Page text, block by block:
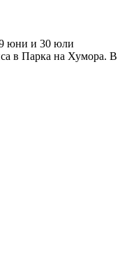
юни и 30 юли
в Парка на Хумора. В